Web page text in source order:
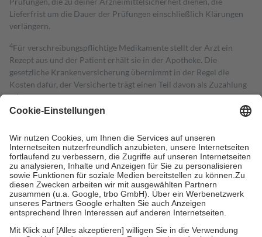
Lieferfrist um die Dauer der Prüfungen einschließlich Klärungen
verlängern.
4Für verschreibungspflichtige Medikamente stellt der Arzt ein
Rezept aus und der Patient erhält sie in der Apotheke. Die
gesetzliche Krankenversicherung übernimmt in der Regel die
Kosten dafür, der Versicherte trägt einen Teil davon als Zuzahlung
mit.
Grundsätzlich leisten Mitglieder Zuzahlungen in Höhe von zehn
höchstens zehn Euro.
Es sind jedoch nie mehr als die tatsächlichen
Kosten der Leistung zu entrichten.
Diese Regeln gelten grundsätzlich auch für Online-Apotheken.
Bei Heilmitteln und häuslicher Krankenpflege beträgt die
Zuzahlung zehn Prozent der Kosten sowie zehn Euro je
Verordnung.
Um das Engagement der Versicherten für ihre eigene Gesundheit zu
stärken und die besondere Stellung der Familie zu unterstützen,
fallenkeine Zuzahlungenan bei: